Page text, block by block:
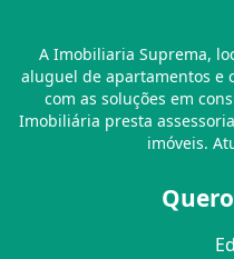
A Imobiliaria Suprema,
aluguel de apartamentos e
com as soluções em
Imobiliária presta
imóveis.